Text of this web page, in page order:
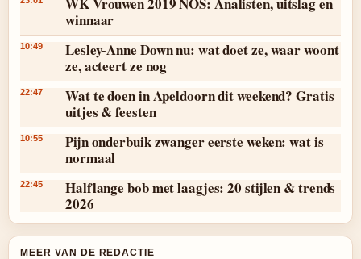
winnaar
10:49
Lesley-Anne Down nu: wat doet ze, waar woont
ze, acteert ze nog
22:47
Wat te doen in Apeldoorn dit weekend? Gratis
uitjes & feesten
10:55
Pijn onderbuik zwanger eerste weken: wat is
normaal
22:45
Halflange bob met laagjes: 20 stijlen & trends
2026
MEER VAN DE REDACTIE